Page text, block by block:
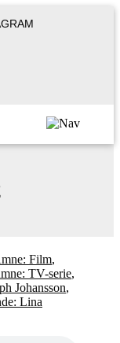
Film,
TV-serie,
Johansson,
Lina